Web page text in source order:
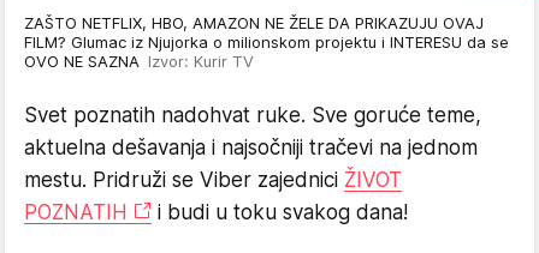
ZAŠTO NETFLIX, HBO, AMAZON NE ŽELE DA PRIKAZUJU OVAJ
FILM? Glumac iz Njujorka o milionskom projektu i INTERESU da se
OVO NE SAZNA Izvor: Kurir TV
Svet poznatih nadohvat ruke. Sve goruće teme,
aktuelna dešavanja i najsočniji tračevi na jednom
mestu. Pridruži se Viber zajednici ŽIVOT
POZNATIH
i budi u toku svakog dana!